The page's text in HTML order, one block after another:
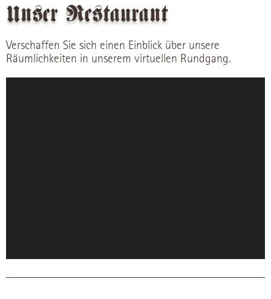
Unser Restaurant
Verschaffen Sie sich einen Einblick über unsere
Räumlichkeiten in unserem virtuellen Rundgang.